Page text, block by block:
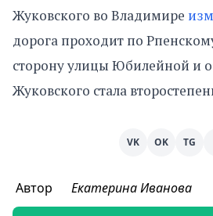
Жуковского во Владимире
дорога проходит по
сторону улицы Юбилейной и
Жуковского стала
VK OK TG
Автор Екатерина Иванова